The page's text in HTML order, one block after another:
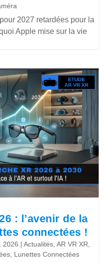
2027 retardées pour la
Apple mise sur la vie
: l’avenir de la
connectées !
2026 |Actualités ,AR VR XR
Lunettes Connectées